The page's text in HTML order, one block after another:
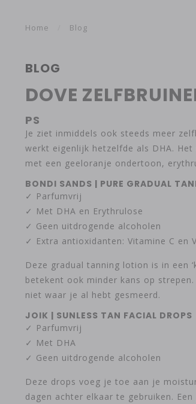
Home Blog
BLOG
DOVE
PS
Je ziet inmiddels ook steeds meer
werkt eigenlijk hetzelfde als DHA.
met een geeloranje ondertoon,
BONDI SANDS | PURE GRADUAL
✓ Parfumvrij
✓ Met DHA en Erythrulose
✓ Geen uitdrogende alcoholen
✓ Extra antioxidanten: Vitamine C en
Deze gradual tanning lotion is in een
betekent ook minder kans op
niet waar je al hebt gesmeerd.
JOIK | SUNLESS TAN FACIAL DROPS
✓ Parfumvrij
✓ Met DHA
✓ Geen uitdrogende alcoholen
Deze drops voeg je toe aan je
dagen achter elkaar te gebruiken.